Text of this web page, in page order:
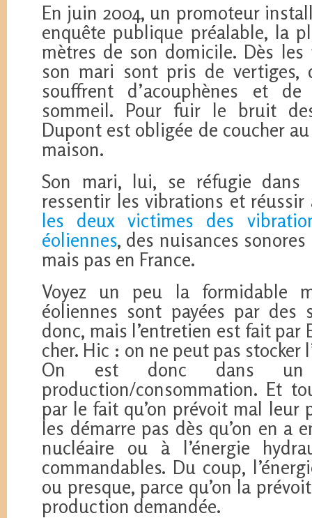
En juin 2004, un promoteur
enquête publique préalable, la
mètres de son domicile. Dès
son mari sont pris de vertiges,
souffrent d’acouphènes et
sommeil. Pour fuir le bruit
Dupont est obligée de coucher
maison.
Son mari, lui, se réfugie
ressentir les vibrations et
les deux victimes des
éoliennes, des nuisances
mais pas en France.
Voyez un peu la formidable
éoliennes sont payées par des
donc, mais l’entretien est fait par
cher. Hic : on ne peut pas stocker
On est donc dans
production/consommation. Et
par le fait qu’on prévoit mal leur
les démarre pas dès qu’on en a
nucléaire ou à l’énergie
commandables. Du coup,
ou presque, parce qu’on la
production demandée.